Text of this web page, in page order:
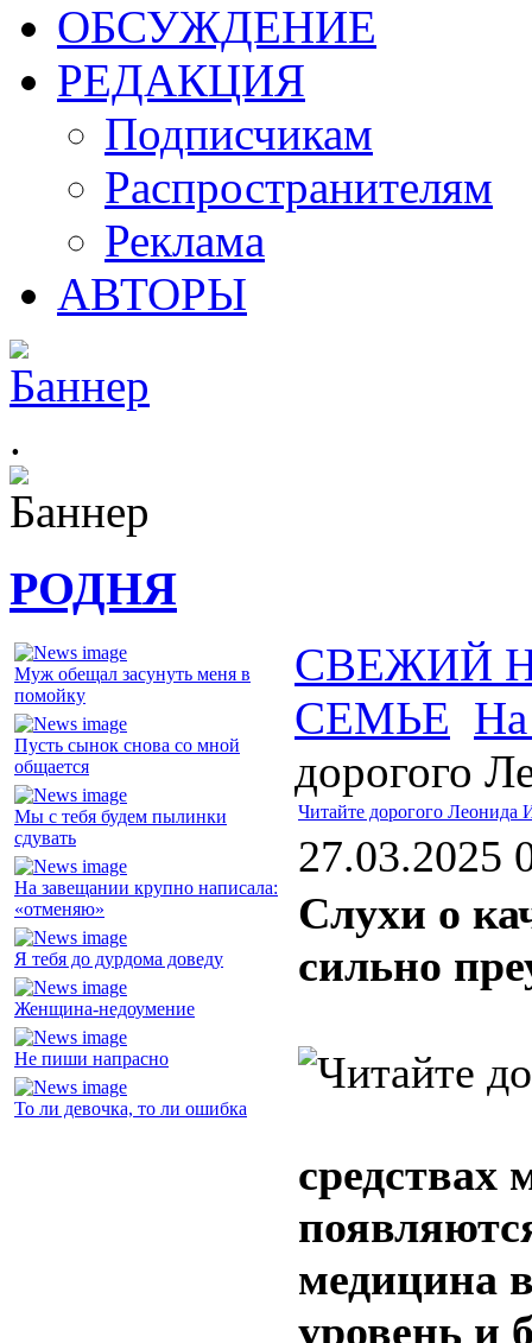
ОБСУЖДЕНИЕ
РЕДАКЦИЯ
Подписчикам
Распространителям
Реклама
АВТОРЫ
.
РОДНЯ
Муж обещал засунуть меня в
помойку
Пусть сынок снова со мной
общается
Мы с тебя будем пылинки
сдувать
На завещании крупно написала:
«отменяю»
Я тебя до дурдома доведу
Женщина-недоумение
Не пиши напрасно
То ли девочка, то ли ошибка
СВЕЖИЙ
СЕМЬЕ На
дорогого
Читайте дорогого Леонида
27.03.2025
Слухи о
сильно
средствах
медицина
уровень и